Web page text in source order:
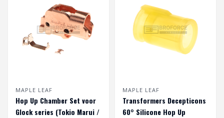
MAPLE LEAF
Hop Up Chamber Set voor
Glock series (Tokio Marui /
MAPLE LEAF
Transformers Decepticons
60° Silicone Hop Up